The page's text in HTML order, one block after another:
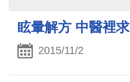
眩暈解方 中醫裡求
2015/11/2